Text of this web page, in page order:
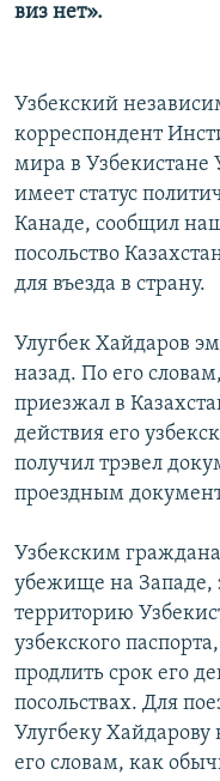
виз нет».
Узбекский
корреспондент
мира в Узбекистане
имеет статус
Канаде, сообщил
посольство
для въезда в страну.
Улугбек Хайдаров
назад. По его
приезжал в
действия его
получил трэвел
проездным
Узбекским
убежище на Западе,
территорию
узбекского
продлить срок его
посольствах. Для
Улугбеку
его словам, как